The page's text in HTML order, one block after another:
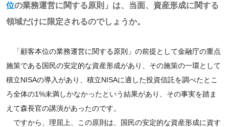
位の業務運営に関する原則」は、当面、資産形成に関する
領域だけに限定されるのでしょうか。
「顧客本位の業務運営に関する原則」の前提として金融庁の重点
施策である国民の安定的な資産形成があり、その施策の一環として
積立NISAの導入があり、積立NISAに適した投資信託を調べたとこ
ろ全体の1%未満しかなかったという結果があり、その事実を踏ま
えて森長官の講演があったのです。
ですから、理屈上、この原則は、国民の安定的な資産形成に資す